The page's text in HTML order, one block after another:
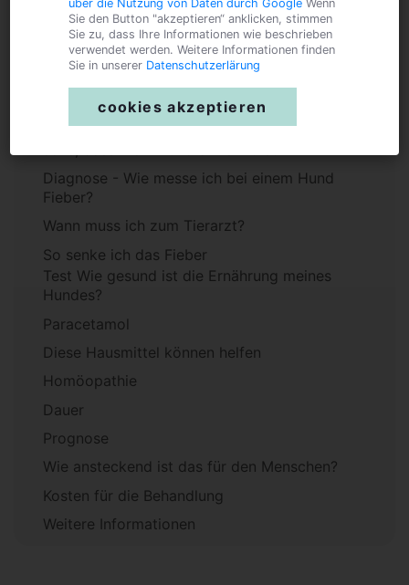
Ursachen
Fieber nach Zeckenbiss
Fieber nach Impfung
Weitere begleitende Symptome, an denen ich
Diagnose - Wie messe ich bei einem Hund
Fieber?
Wann muss ich zum Tierarzt?
So senke ich das Fieber
Test Wie gesund ist die Ernährung meines
Hundes?
Paracetamol
Diese Hausmittel können helfen
Homöopathie
Dauer
Prognose
Wie ansteckend ist das für den Menschen?
Kosten für die Behandlung
Weitere Informationen
über die Nutzung von Daten durch Google Wenn
Sie den Button "akzeptieren“ anklicken, stimmen
Sie zu, dass Ihre Informationen wie beschrieben
verwendet werden. Weitere Informationen finden
Sie in unserer Datenschutzerlärung
cookies akzeptieren